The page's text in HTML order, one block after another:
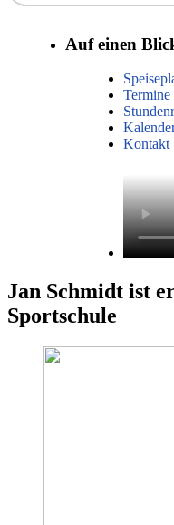
Auf einen
Termine
Kontakt
Jan Schmidt ist
Sportschule